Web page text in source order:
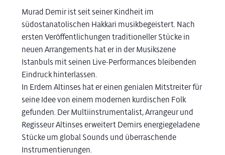
Murad Demir ist seit seiner Kindheit im
südostanatolischen Hakkari musikbegeistert. Nach
ersten Veröffentlichungen traditioneller Stücke in
neuen Arrangements hat er in der Musikszene
Istanbuls mit seinen Live-Performances bleibenden
Eindruck hinterlassen.
In Erdem Altinses hat er einen genialen Mitstreiter für
seine Idee von einem modernen kurdischen Folk
gefunden. Der Multiinstrumentalist, Arrangeur und
Regisseur Altinses erweitert Demirs energiegeladene
Stücke um global Sounds und überraschende
Instrumentierungen.